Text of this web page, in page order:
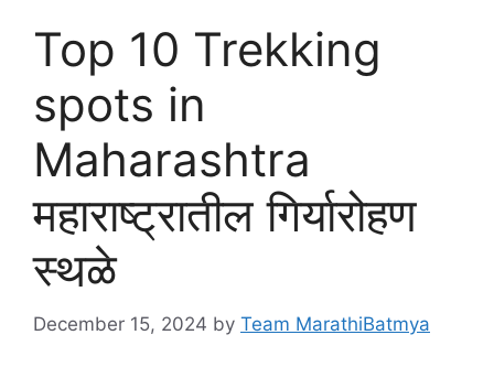
Top 10 Trekking
spots in
Maharashtra
महाराष्ट्रातील गिर्यारोहण
स्थळे
December 15, 2024 by Team MarathiBatmya